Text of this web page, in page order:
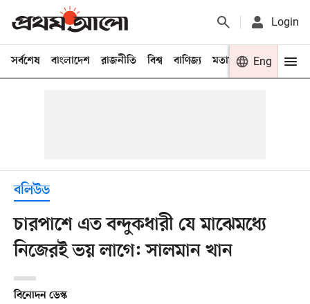
Login
সর্বশেষ বাংলাদেশ রাজনীতি বিশ্ব বাণিজ্য মতামত খেলা
Eng
বলিউড
চারপাশে এত বন্দুকধারী যে মাঝেমধ্যে
নিজেরই ভয় লাগে: সালমান খান
বিনোদন ডেস্ক